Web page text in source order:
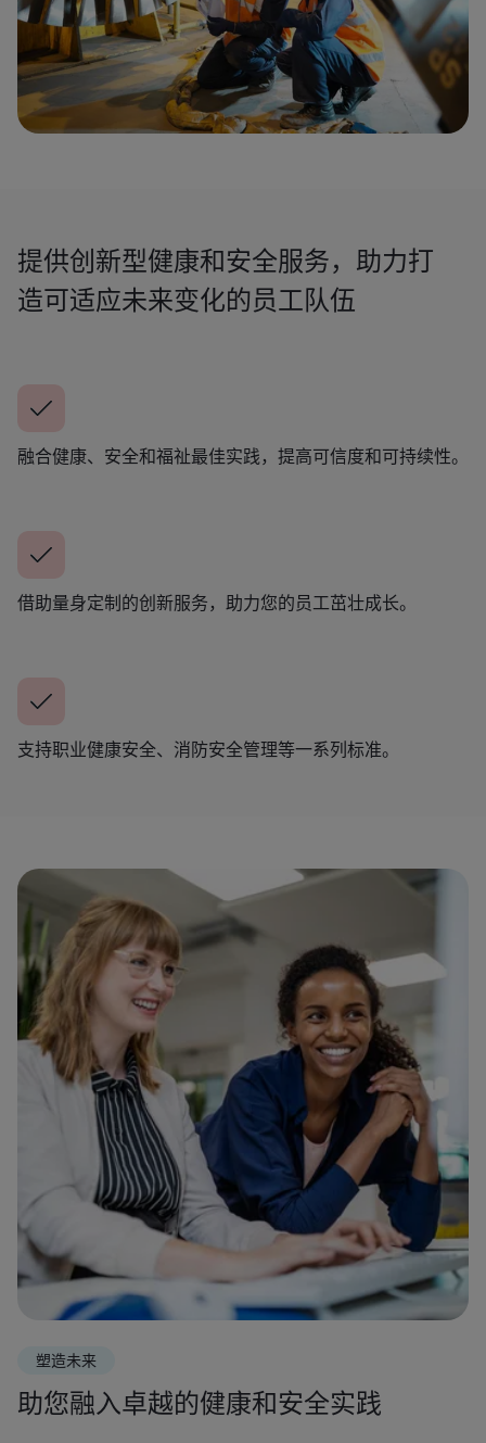
提供创新型健康和安全服务，助力打
造可适应未来变化的员工队伍
融合健康、安全和福祉最佳实践，提高可信度和可持续性。
借助量身定制的创新服务，助力您的员工茁壮成长。
支持职业健康安全、消防安全管理等一系列标准。
塑造未来
助您融入卓越的健康和安全实践